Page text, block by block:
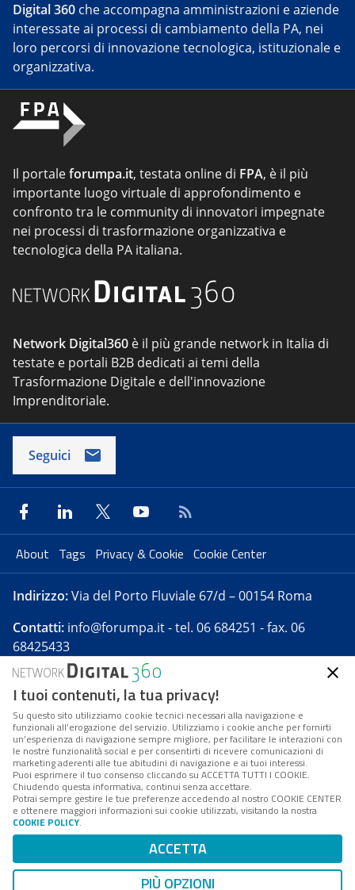
Digital 360 che accompagna amministrazioni e aziende
interessate ai processi di cambiamento della PA, nei
loro percorsi di innovazione tecnologica, istituzionale e
organizzativa.
Il portaleforumpa.it, testata online di FPA, è il più
importante luogo virtuale di approfondimento e
confronto tra le community di innovatori impegnate
nei processi di trasformazione organizzativa e
tecnologica della PA italiana.
Network Digital360 è il più grande network in Italia di
testate e portali B2B dedicati ai temi della
Trasformazione Digitale e dell'innovazione
Imprenditoriale.
Seguici
About Tags Privacy & Cookie Cookie Center
Indirizzo:Via del Porto Fluviale 67/d – 00154 Roma
Contatti: info@forumpa.it- tel. 06 684251 - fax. 06
68425433
Forumpa.itè una pubblicazione telematica iscritta
presso Registro della stampa del Tribunale di Roma -
Reg. n. 182 del 2 maggio 2008 - Direttore resp. Michela
Stentella
FPA s.r.l. è società soggetta a Direzione e
Coordinamento da parte di Digital360 S.p.A. - FPA s.r.l.
è un'azienda certificata per il sistema di management
Codice Fiscale/Partita IVA n. 10693191008 - R.E.A. Roma
n. 1249791. ISP AWS
Mappa del sito
I tuoi contenuti, la tua privacy!
Su questo sito utilizziamo cookie tecnici necessari alla navigazione e
funzionali all’erogazione del servizio. Utilizziamo i cookie anche per fornirti
un’esperienza di navigazione sempre migliore, per facilitare le interazioni con
le nostre funzionalità social e per consentirti di ricevere comunicazioni di
marketing aderenti alle tue abitudini di navigazione e ai tuoi interessi.
Puoi esprimere il tuo consenso cliccando su ACCETTA TUTTI I COOKIE.
Chiudendo questa informativa, continui senza accettare.
Potrai sempre gestire le tue preferenze accedendo al nostro COOKIE CENTER
e ottenere maggiori informazioni sui cookie utilizzati, visitando la nostra
COOKIE POLICY.
ACCETTA
PIÙ OPZIONI